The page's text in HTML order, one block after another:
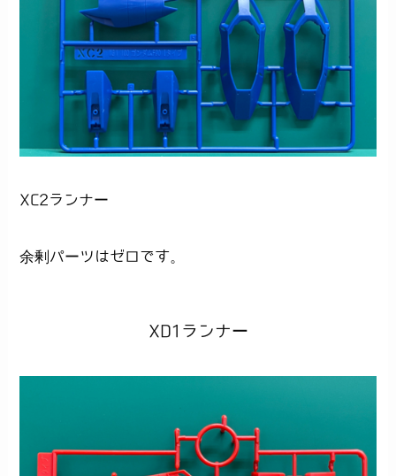
XC2ランナー
余剰パーツはゼロです。
XD1ランナー